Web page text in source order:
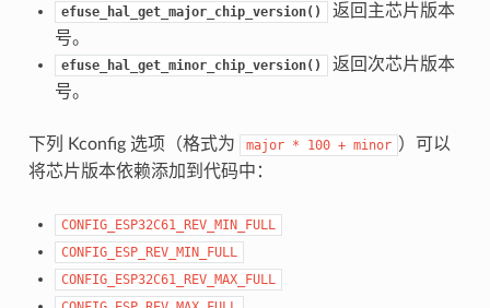
efuse_hal_get_major_chip_version()
返回主芯片版本
号。
efuse_hal_get_minor_chip_version()
返回次芯片版本
号。
下列 Kconfig 选项（格式为 major * 100 + minor ）可以
将芯片版本依赖添加到代码中：
CONFIG_ESP32C61_REV_MIN_FULL
CONFIG_ESP_REV_MIN_FULL
CONFIG_ESP32C61_REV_MAX_FULL